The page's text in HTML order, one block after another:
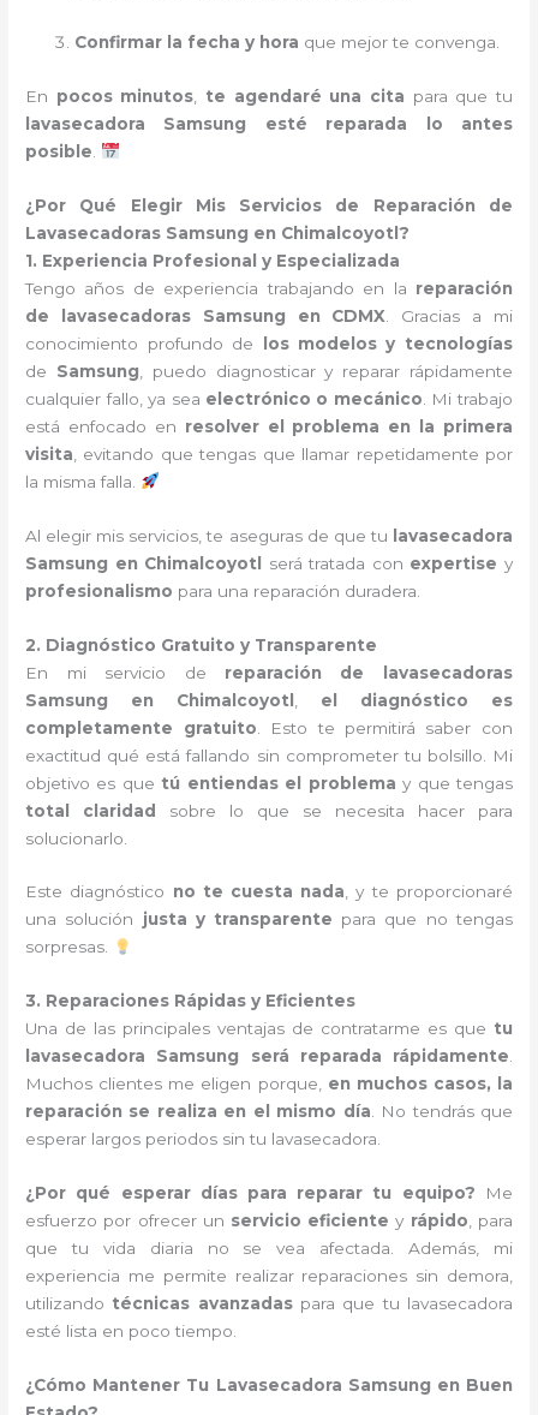
Confirmar la fecha y hora que mejor te convenga.
En pocos minutos te agendaré una cita para que tu
lavasecadora Samsung esté reparada lo antes
posible
¿Por Qué Elegir Mis Servicios de Reparación de
Lavasecadoras Samsung en Chimalcoyotl?
1. Experiencia Profesional y Especializada
Tengo años de experiencia trabajando en la reparación
de lavasecadoras Samsung en CDMX . Gracias a mi
conocimiento profundo de
los modelos y tecnologías
de Samsung , puedo diagnosticar y reparar rápidamente
cualquier fallo, ya sea electrónico o mecánico . Mi trabajo
está enfocado en resolver el problema en la primera
visita , evitando que tengas que llamar repetidamente por
la misma falla.
Al elegir mis servicios, te aseguras de que tu
lavasecadora
Samsung en Chimalcoyotl
será tratada con expertise y
profesionalismo para una reparación duradera.
2. Diagnóstico Gratuito y Transparente
En mi servicio de reparación de lavasecadoras
Samsung en Chimalcoyotl
el diagnóstico es
completamente gratuito . Esto te permitirá saber con
exactitud qué está fallando sin comprometer tu bolsillo. Mi
objetivo es que tú entiendas el problema y que tengas
total claridad sobre lo que se necesita hacer para
solucionarlo.
Este diagnóstico no te cuesta nada, y te proporcionaré
una solución justa y transparente para que no tengas
sorpresas.
3. Reparaciones Rápidas y Eficientes
Una de las principales ventajas de contratarme es que tu
lavasecadora Samsung será reparada rápidamente.
Muchos clientes me eligen porque, en muchos casos, la
reparación se realiza en el mismo día. No tendrás que
esperar largos periodos sin tu lavasecadora.
¿Por qué esperar días para reparar tu equipo? Me
esfuerzo por ofrecer un servicio eficiente y rápido , para
que tu vida diaria no se vea afectada. Además, mi
experiencia me permite realizar reparaciones sin demora,
utilizando técnicas avanzadaspara que tu lavasecadora
esté lista en poco tiempo.
¿Cómo Mantener Tu Lavasecadora Samsung en Buen